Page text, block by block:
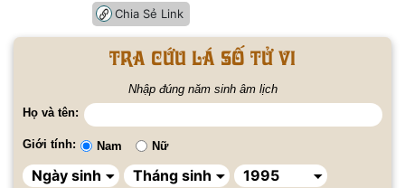
Chia Sẻ Link
Tra cứu lá số tử vi
Nhập đúng năm sinh âm lịch
Họ và tên:
Giới tính: Nam Nữ